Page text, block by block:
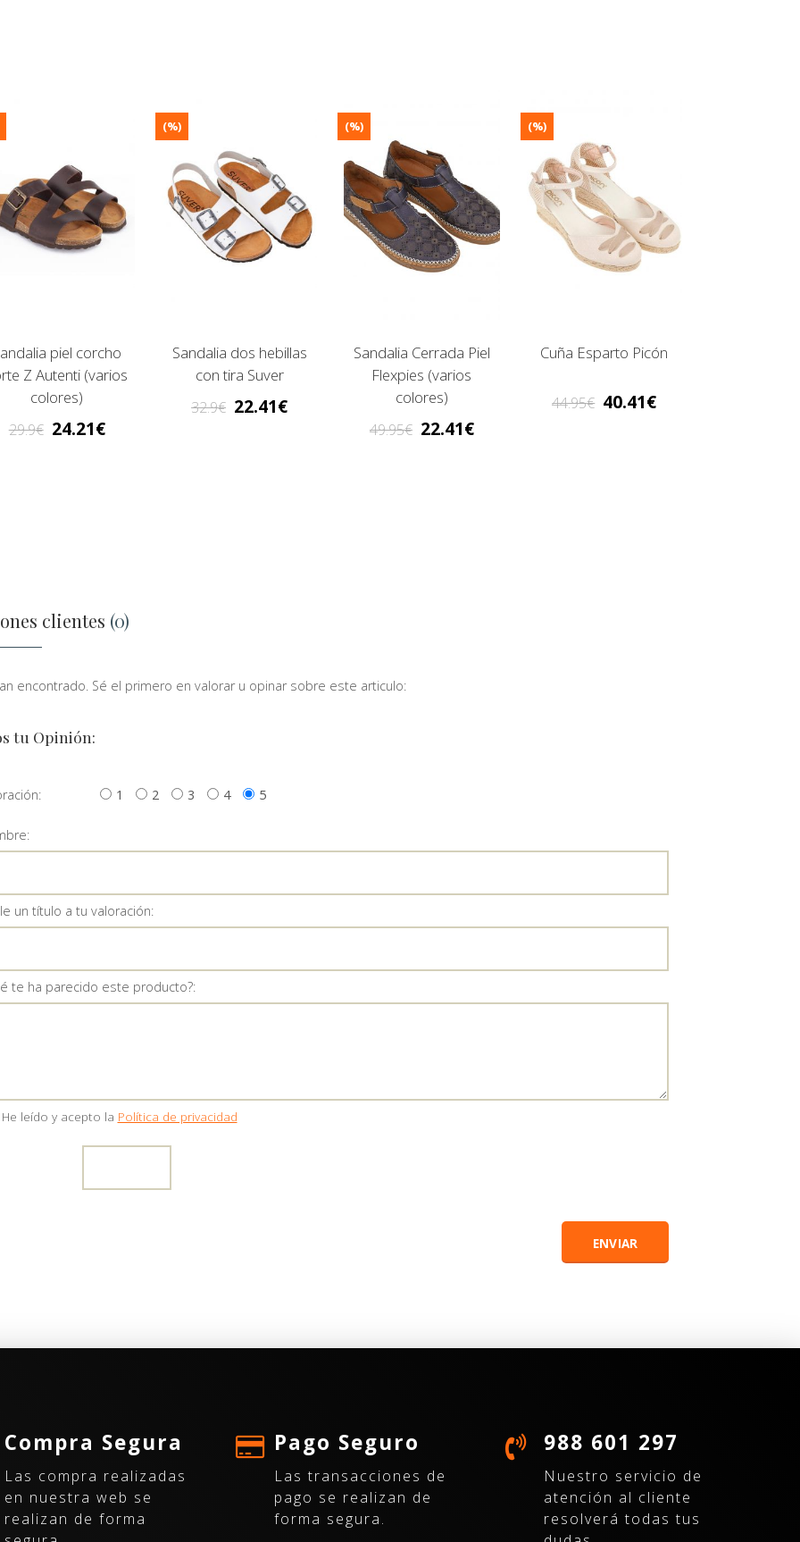
piel corcho
Z Autenti (varios
colores)
29.9 24.21
Sandalia dos hebillas
con tira Suver
(%)
32.9 22.41
Sandalia Cerrada Piel
Flexpies (varios
colores)
(%)
49.95 22.41
Cuña Esparto Picón
(%)
44.95 40.41
clientes (0)
encontrado. Sé el primero en valorar u opinar sobre este articulo:
tu Opinión:
1 2 3 4 5
un título a tu valoración:
te ha parecido este producto?:
He leído y acepto la Política de privacidad
Compra Segura
Las compra realizadas
en nuestra web se
realizan de forma
Pago Seguro
Las transacciones de
pago se realizan de
forma segura.
988 601 297
Nuestro servicio de
atención al cliente
resolverá todas tus